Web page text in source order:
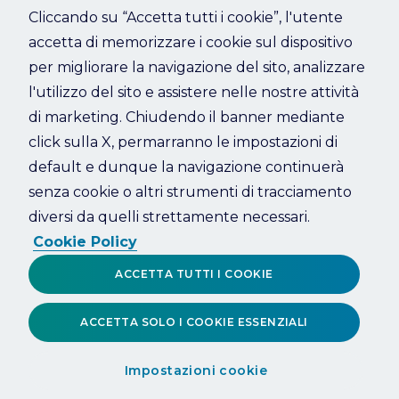
Refresh
Cliccando su “Accetta tutti i cookie”, l'utente
accetta di memorizzare i cookie sul dispositivo
per migliorare la navigazione del sito, analizzare
l'utilizzo del sito e assistere nelle nostre attività
di marketing. Chiudendo il banner mediante
click sulla X, permarranno le impostazioni di
default e dunque la navigazione continuerà
senza cookie o altri strumenti di tracciamento
diversi da quelli strettamente necessari.
Cookie Policy
Impostazioni cookie
ACCETTA SOLO I COOKIE ESSENZIALI
ACCETTA TUTTI I COOKIE